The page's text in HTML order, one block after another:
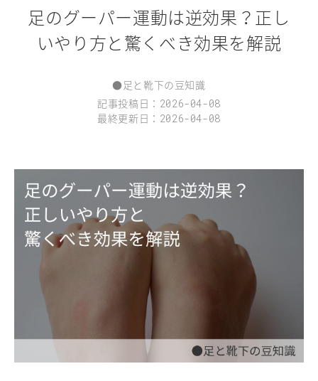
足のグーパー運動は逆効果？正し
いやり方と驚くべき効果を解説
●足と靴下の豆知識
記事投稿日： 2026-04-08
最終更新日： 2026-04-08